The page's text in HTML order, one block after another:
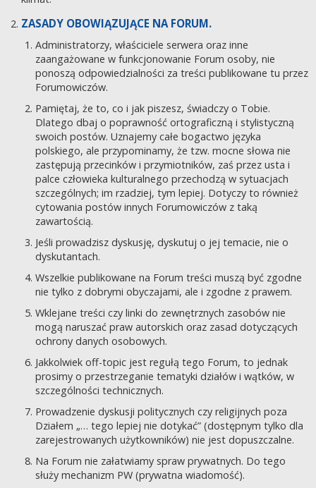
ZASADY OBOWIĄZUJĄCE NA FORUM.
Administratorzy, właściciele serwera oraz inne
zaangażowane w funkcjonowanie Forum osoby, nie
ponoszą odpowiedzialności za treści publikowane tu przez
Forumowiczów.
Pamiętaj, że to, co i jak piszesz, świadczy o Tobie.
Dlatego dbaj o poprawność ortograficzną i stylistyczną
swoich postów. Uznajemy całe bogactwo języka
polskiego, ale przypominamy, że tzw. mocne słowa nie
zastępują przecinków i przymiotników, zaś przez usta i
palce człowieka kulturalnego przechodzą w sytuacjach
szczególnych; im rzadziej, tym lepiej. Dotyczy to również
cytowania postów innych Forumowiczów z taką
zawartością.
Jeśli prowadzisz dyskusję, dyskutuj o jej temacie, nie o
dyskutantach.
Wszelkie publikowane na Forum treści muszą być zgodne
nie tylko z dobrymi obyczajami, ale i zgodne z prawem.
Wklejane treści czy linki do zewnętrznych zasobów nie
mogą naruszać praw autorskich oraz zasad dotyczących
ochrony danych osobowych.
Jakkolwiek off-topic jest regułą tego Forum, to jednak
prosimy o przestrzeganie tematyki działów i wątków, w
szczególności technicznych.
Prowadzenie dyskusji politycznych czy religijnych poza
Działem „… tego lepiej nie dotykać” (dostępnym tylko dla
zarejestrowanych użytkowników) nie jest dopuszczalne.
Na Forum nie załatwiamy spraw prywatnych. Do tego
służy mechanizm PW (prywatna wiadomość).